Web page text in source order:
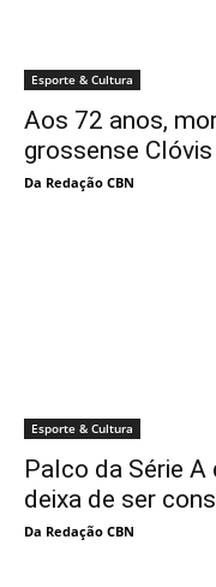
Esporte & Cultura
Aos 72 anos,
grossense
Da Redação CBN
Esporte & Cultura
Palco da Série
deixa de ser
Da Redação CBN